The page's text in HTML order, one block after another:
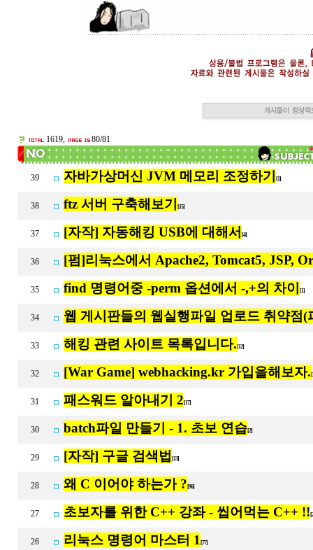
1619, 80/81
39 자바가상머신 JVM 메모리 조정하기 [1]
38 ftz 서버 구축해보기 [15]
37 [자작] 자동해킹 USB에 대해서 [4]
36 [펌]리눅스에서 Apache2, Tomcat5, JSP,
35 find 명령어중 -perm 옵션에서 -,+의 차이 [1]
34 웹 게시판들의 웹실행파일 업로드 취약점(
33 해킹 관련 사이트 목록입니다. [12]
32 [War Game] webhacking.kr 가입을해보자.
31 패스워드 알아내기 2 [17]
30 batch파일 만들기 - 1. 초보 연습[2]
29 [자작] 구글 검색법 [13]
28 왜 C 이어야 하는가 ? [96]
27 초보자를 위한 C++ 강좌 - 씹어먹는 C++ !!
26 리눅스 명령어 마스터 1 [77]